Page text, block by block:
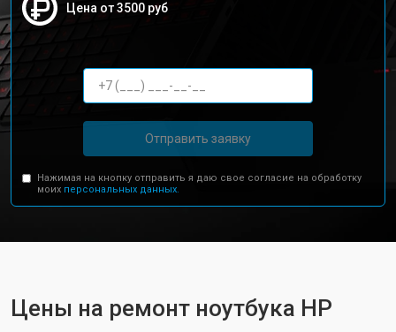
Цена от 3500 руб
Отправить заявку
Нажимая на кнопку отправить я даю свое согласие на обработку
моих персональных данных.
Цены на ремонт ноутбука HP